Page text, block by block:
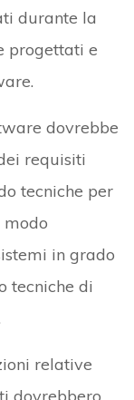
durante la
progettati e
dovrebbe
requisiti
tecniche per
modo
in grado
tecniche di
relative